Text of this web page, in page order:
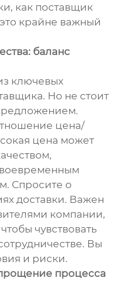
как поставщик
крайне важный
баланс
ключевых
Но не стоит
цена/
цена может
Спросите о
доставки. Важен
компании,
чувствовать
Вы
и риски.
процесса